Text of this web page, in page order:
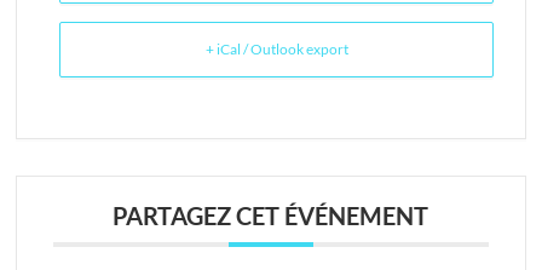
+ iCal / Outlook export
PARTAGEZ CET ÉVÉNEMENT